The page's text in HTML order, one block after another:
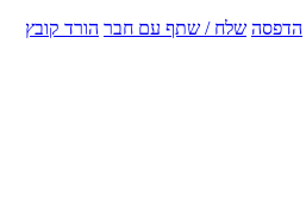
הדפסה שלח / שתף עם חבר הורד קובץ